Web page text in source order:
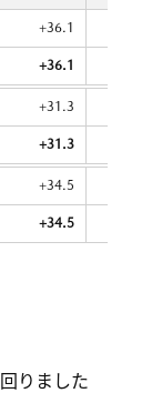
+36.1
+36.1
+31.3
+31.3
+34.5
+34.5
りました